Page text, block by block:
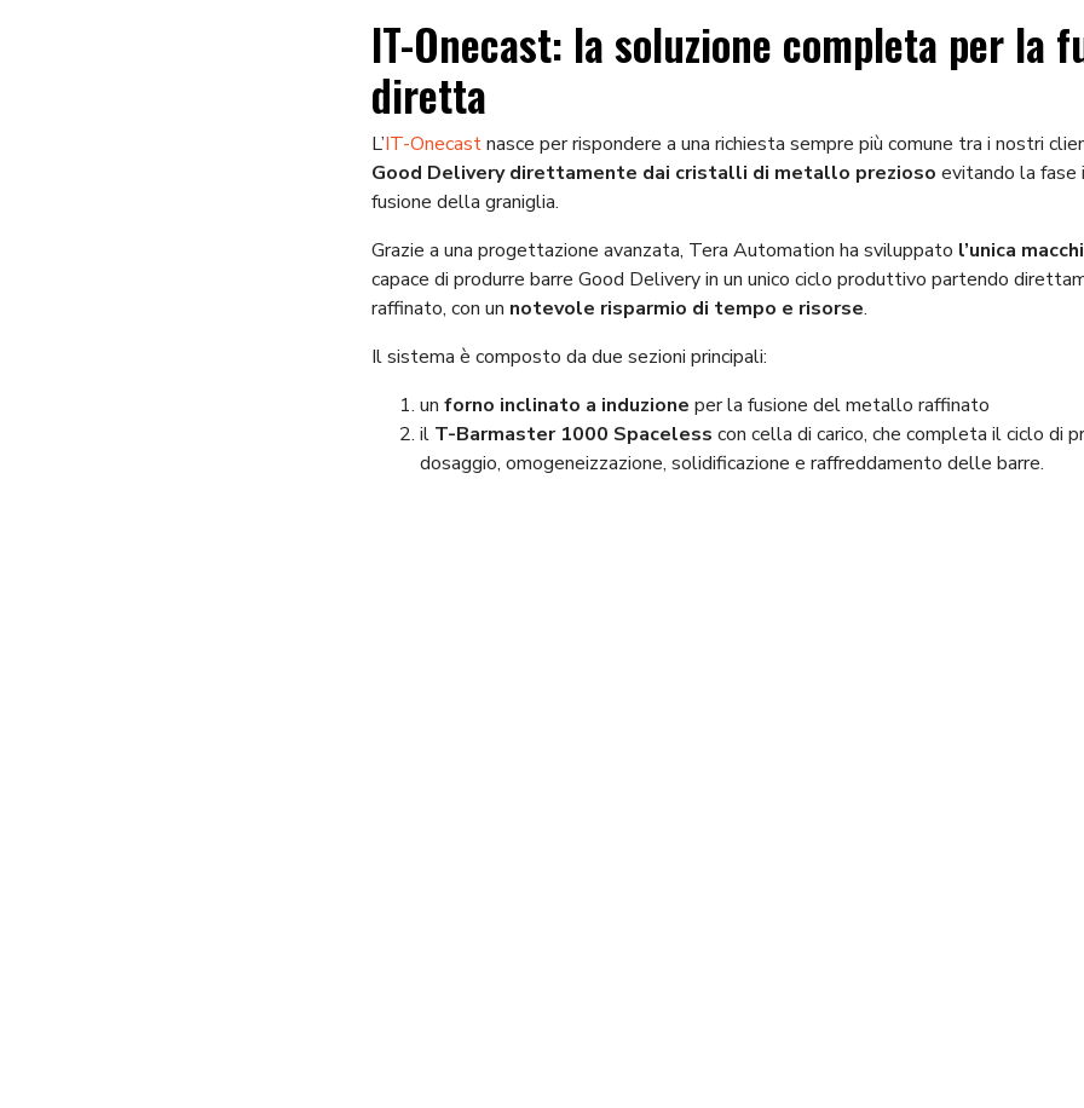
IT-Onecast: la soluzione completa per la
diretta
L’IT-Onecastnasce per rispondere a una richiesta sempre più comune tra i nostri
Good Delivery direttamente dai cristalli di metallo prezioso evitando la fase
fusione della graniglia.
Grazie a una progettazione avanzata, Tera Automation ha sviluppato l’unica
capace di produrre barre Good Delivery in un unico ciclo produttivo partendo
raffinato, con un notevole risparmio di tempo e risorse.
Il sistema è composto da due sezioni principali:
un forno inclinato a induzione per la fusione del metallo raffinato
il T-Barmaster 1000 Spaceless con cella di carico, che completa il ciclo di
dosaggio, omogeneizzazione, solidificazione e raffreddamento delle barre.